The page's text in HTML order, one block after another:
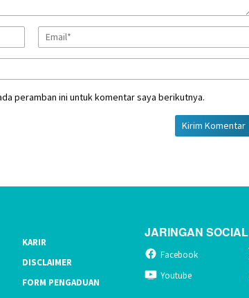
peramban ini untuk komentar saya berikutnya.
KARIR
DISCLAIMER
FORM PENGADUAN
JARINGAN SOCIAL
Facebook
Youtube